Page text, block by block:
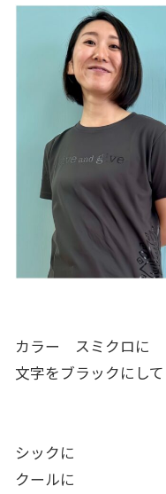
カラー スミクロに
文字をブラックにして
シックに
クールに